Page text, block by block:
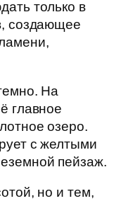
только в
создающее
На
главное
озеро.
с желтыми
пейзаж.
но и тем,